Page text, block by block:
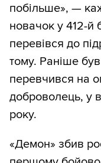
побільше», —
новачок у 412-й
перевівся до
тому. Раніше
перевчився на
доброволець, у
року.
«Демон» збив